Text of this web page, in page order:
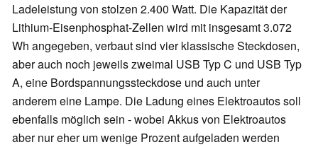
Ladeleistung von stolzen 2.400 Watt. Die Kapazität der
Lithium-Eisenphosphat-Zellen wird mit insgesamt 3.072
Wh angegeben, verbaut sind vier klassische Steckdosen,
aber auch noch jeweils zweimal USB Typ C und USB Typ
A, eine Bordspannungssteckdose und auch unter
anderem eine Lampe. Die Ladung eines Elektroautos soll
ebenfalls möglich sein - wobei Akkus von Elektroautos
aber nur eher um wenige Prozent aufgeladen werden